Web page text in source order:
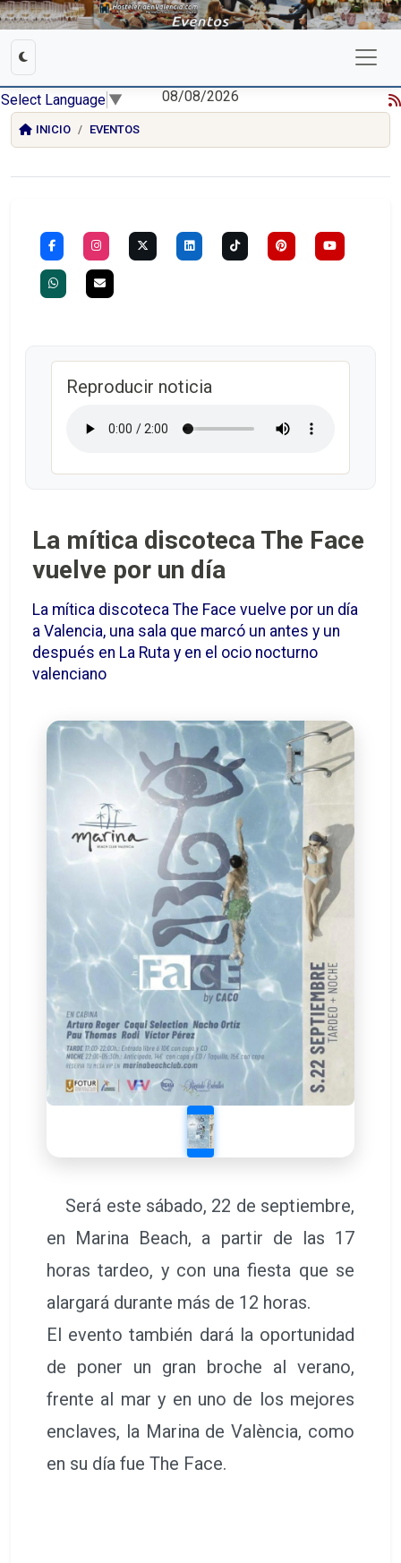
Select Language ▼ 08/08/2026
INICIO EVENTOS
Reproducir noticia
La mítica discoteca The Face
vuelve por un día
La mítica discoteca The Face vuelve por un día
a Valencia, una sala que marcó un antes y un
después en La Ruta y en el ocio nocturno
valenciano
Será este sábado, 22 de septiembre,
en Marina Beach, a partir de las 17
horas tardeo, y con una fiesta que se
alargará durante más de 12 horas.
El evento también dará la oportunidad
de poner un gran broche al verano,
frente al mar y en uno de los mejores
enclaves, la Marina de València, como
en su día fue The Face.